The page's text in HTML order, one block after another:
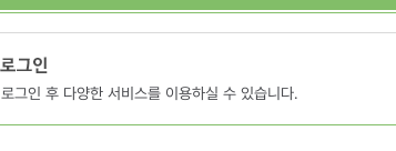
로그인 후 다양한 서비스를 이용하실 수 있습니다.